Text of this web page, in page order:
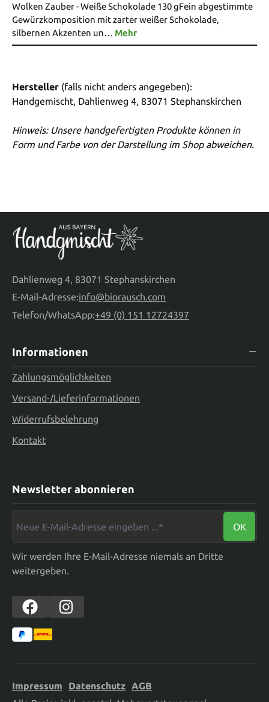
Wolken Zauber - Weiße Schokolade 130 gFein abgestimmte
Gewürzkomposition mit zarter weißer Schokolade,
silbernen Akzenten un… Mehr
Hersteller (falls nicht anders angegeben):
Handgemischt, Dahlienweg 4, 83071 Stephanskirchen
Hinweis: Unsere handgefertigten Produkte können in
Form und Farbe von der Darstellung im Shop abweichen.
Dahlienweg 4, 83071 Stephanskirchen
E-Mail-Adresse:info@biorausch.com
Telefon/WhatsApp:+49 (0) 151 12724397
Informationen
Zahlungsmöglichkeiten
Versand-/Lieferinformationen
Widerrufsbelehrung
Kontakt
Newsletter abonnieren
OK
Wir werden Ihre E-Mail-Adresse niemals an Dritte
weitergeben.
Impressum Datenschutz AGB